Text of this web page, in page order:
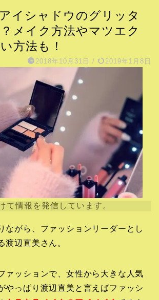
イシャドウのグリッタ
メイク方法やマツエク
方法も！
2018年10月31日 / 2019年1月8日
て情報を発信しています。
ながら、ファッションリーダーとし
渡辺直美さん。
ァッションで、女性から大きな人気
やっぱり渡辺直美と言えばファッシ